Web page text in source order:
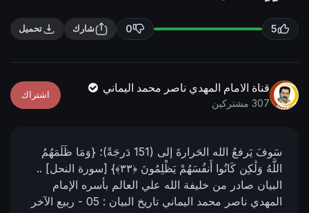
g
u
l
c
5
0 شارك تحميل
قناة الامام المهدي ناصر محمد اليماني
307 مشتركين
اشتراك
سَوفَ يَرفعُ الله الحَرارةَ إلى (151 دَرجَةً)؛ {وَمَا ظَلَمَهُمُ
اللَّهُ وَلَٰكِن كَانُوا أَنفُسَهُمْ يَظْلِمُونَ ‎﴿٣٣﴾} [سورة النحل] ..
البيان صادر من خليفة الله علي العالم بأسره الإمام
المهدي ناصر محمد اليماني تاريخ البيان :
05 - ربيع الآخر